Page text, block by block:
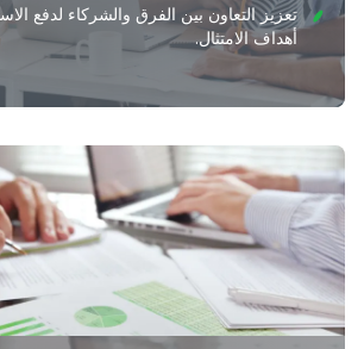
تعزيز التعاون بين الفرق والشركاء لدفع
أهداف الامتثال.